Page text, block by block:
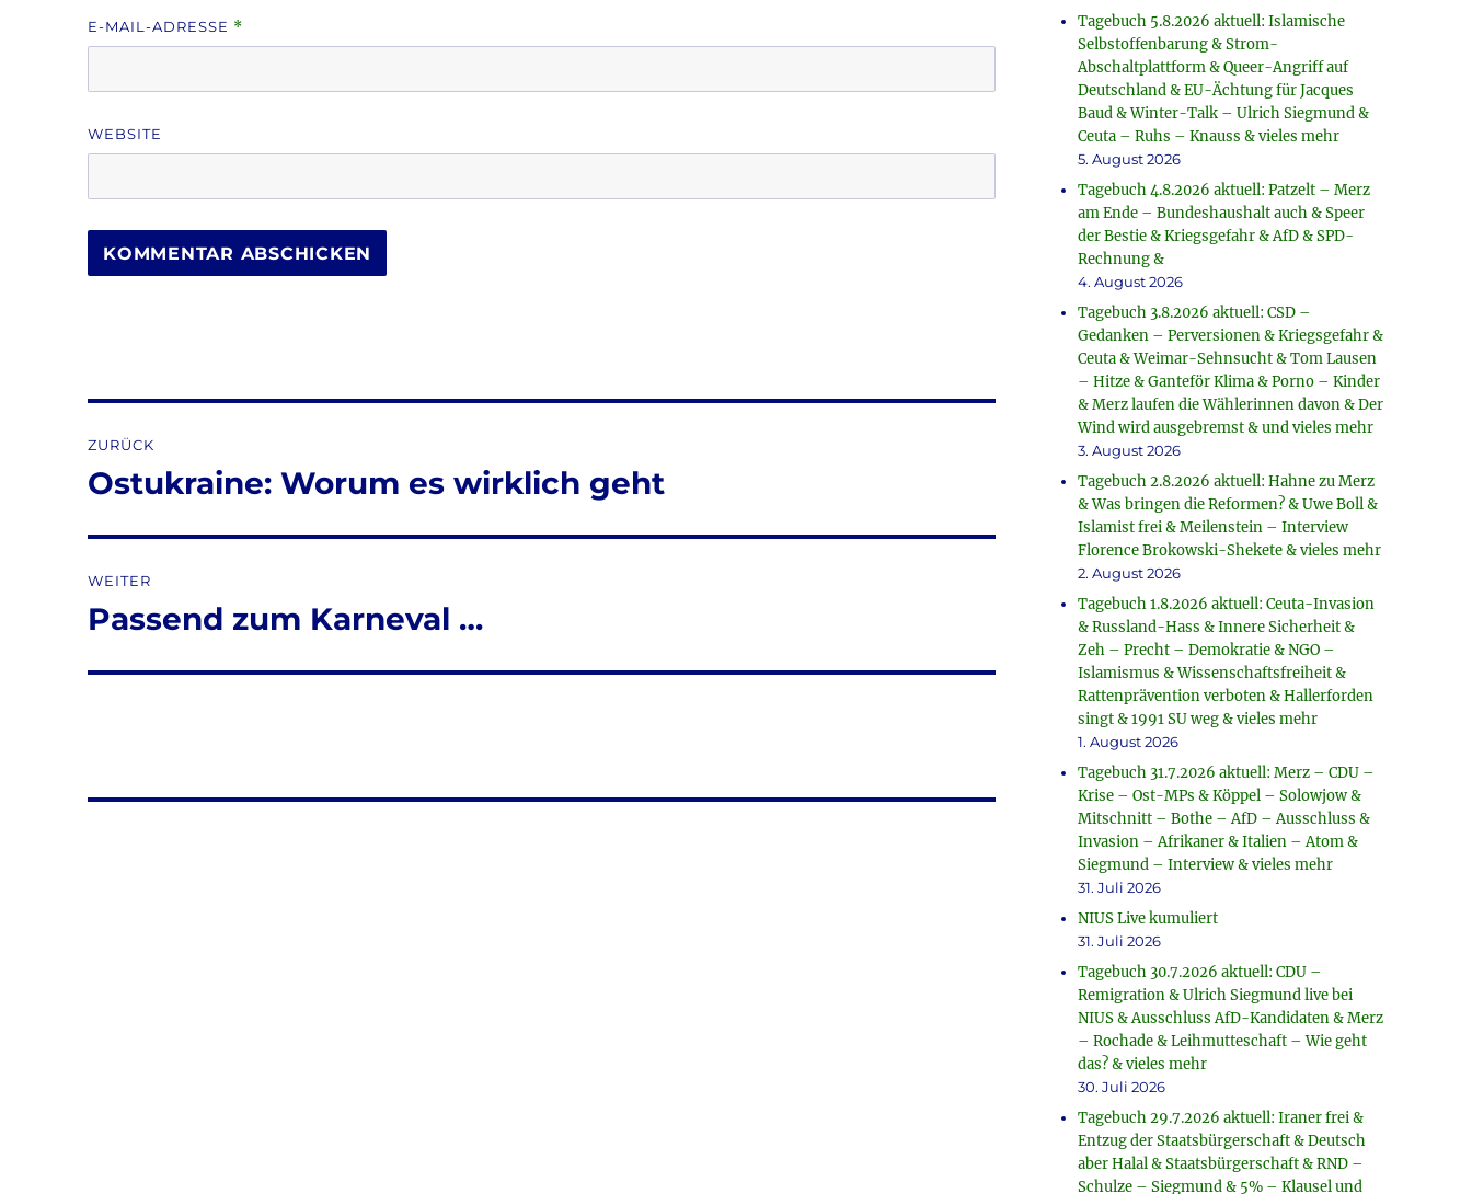
E-MAIL-ADRESSE *
WEBSITE
ZURÜCK
Vorheriger
Ostukraine: Worum es wirklich geht
WEITER
Nächster
Passend zum Karneval …
Tagebuch 5.8.2026 aktuell: Islamische
Selbstoffenbarung & Strom-
Abschaltplattform & Queer-Angriff auf
Deutschland & EU-Ächtung für Jacques
Baud & Winter-Talk – Ulrich Siegmund &
Ceuta – Ruhs – Knauss & vieles mehr
5. August 2026
Tagebuch 4.8.2026 aktuell: Patzelt – Merz
am Ende – Bundeshaushalt auch & Speer
der Bestie & Kriegsgefahr & AfD & SPD-
Rechnung &
4. August 2026
Tagebuch 3.8.2026 aktuell: CSD –
Gedanken – Perversionen & Kriegsgefahr &
Ceuta & Weimar-Sehnsucht & Tom Lausen
– Hitze & Ganteför Klima & Porno – Kinder
& Merz laufen die Wählerinnen davon & Der
Wind wird ausgebremst & und vieles mehr
3. August 2026
Tagebuch 2.8.2026 aktuell: Hahne zu Merz
& Was bringen die Reformen? & Uwe Boll &
Islamist frei & Meilenstein – Interview
Florence Brokowski-Shekete & vieles mehr
2. August 2026
Tagebuch 1.8.2026 aktuell: Ceuta-Invasion
& Russland-Hass & Innere Sicherheit &
Zeh – Precht – Demokratie & NGO –
Islamismus & Wissenschaftsfreiheit &
Rattenprävention verboten & Hallerforden
singt & 1991 SU weg & vieles mehr
1. August 2026
Tagebuch 31.7.2026 aktuell: Merz – CDU –
Krise – Ost-MPs & Köppel – Solowjow &
Mitschnitt – Bothe – AfD – Ausschluss &
Invasion – Afrikaner & Italien – Atom &
Siegmund – Interview & vieles mehr
31. Juli 2026
NIUS Live kumuliert
31. Juli 2026
Tagebuch 30.7.2026 aktuell: CDU –
Remigration & Ulrich Siegmund live bei
NIUS & Ausschluss AfD-Kandidaten & Merz
– Rochade & Leihmutteschaft – Wie geht
das? & vieles mehr
30. Juli 2026
Tagebuch 29.7.2026 aktuell: Iraner frei &
Entzug der Staatsbürgerschaft & Deutsch
aber Halal & Staatsbürgerschaft & RND –
Schulze – Siegmund & 5% – Klausel und